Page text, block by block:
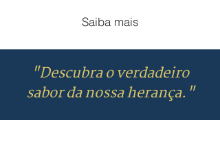
Saiba mais
"Descubra o verdadeiro
sabor da nossa herança."